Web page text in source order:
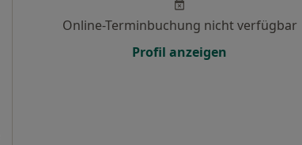
Online-Terminbuchung nicht verfügbar
Profil anzeigen